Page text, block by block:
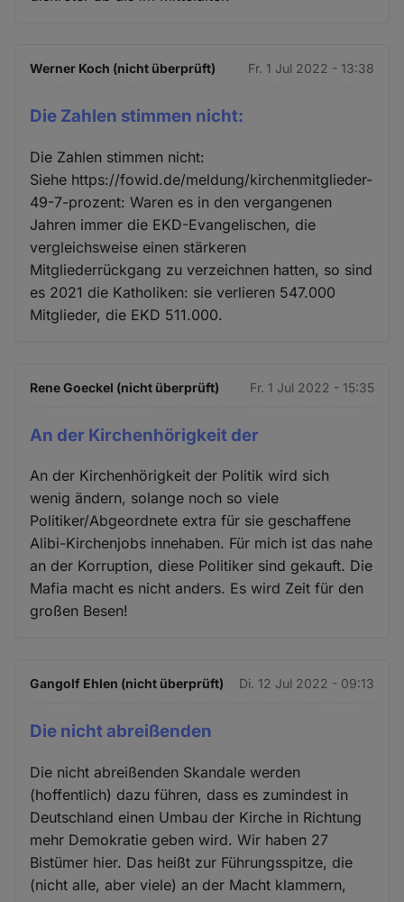
Werner Koch (nicht überprüft) Fr. 1 Jul 2022 - 13:38
Die Zahlen stimmen nicht:
Die Zahlen stimmen nicht:
Siehe https://fowid.de/meldung/kirchenmitglieder-
49-7-prozent: Waren es in den vergangenen
Jahren immer die EKD-Evangelischen, die
vergleichsweise einen stärkeren
Mitgliederrückgang zu verzeichnen hatten, so sind
es 2021 die Katholiken: sie verlieren 547.000
Mitglieder, die EKD 511.000.
Rene Goeckel (nicht überprüft) Fr. 1 Jul 2022 - 15:35
An der Kirchenhörigkeit der
An der Kirchenhörigkeit der Politik wird sich
wenig ändern, solange noch so viele
Politiker/Abgeordnete extra für sie geschaffene
Alibi-Kirchenjobs innehaben. Für mich ist das nahe
an der Korruption, diese Politiker sind gekauft. Die
Mafia macht es nicht anders. Es wird Zeit für den
großen Besen!
Gangolf Ehlen (nicht überprüft) Di. 12 Jul 2022 - 09:13
Die nicht abreißenden
Die nicht abreißenden Skandale werden
(hoffentlich) dazu führen, dass es zumindest in
Deutschland einen Umbau der Kirche in Richtung
mehr Demokratie geben wird. Wir haben 27
Bistümer hier. Das heißt zur Führungsspitze, die
(nicht alle, aber viele) an der Macht klammern,